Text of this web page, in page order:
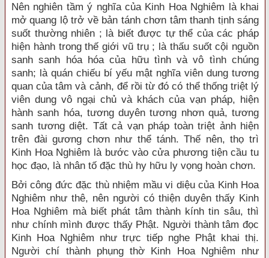
Nên nghiên tầm ý nghĩa của Kinh Hoa Nghiêm là khai
mở quang lộ trở về bản tánh chơn tâm thanh tịnh sáng
suốt thường nhiên ; là biết được tự thể của các pháp
hiện hành trong thế giới vũ trụ ; là thấu suốt cội nguồn
sanh sanh hóa hóa của hữu tình và vô tình chúng
sanh; là quán chiếu bí yếu mật nghĩa viên dung tương
quan của tâm và cảnh, để rồi từ đó có thể thống triệt lý
viên dung vô ngại chủ và khách của vạn pháp, hiện
hành sanh hóa, tương duyên tương nhơn quả, tương
sanh tương diệt. Tất cả vạn pháp toàn triệt ảnh hiện
trên đài gương chơn như thể tánh. Thế nên, thọ trì
Kinh Hoa Nghiêm là bước vào cửa phương tiện cầu tu
học đạo, là nhân tố đặc thù hy hữu ly vọng hoàn chơn.
Bởi công đức đặc thù nhiệm mầu vi diệu của Kinh Hoa
Nghiêm như thê, nên người có thiện duyên thấy Kinh
Hoa Nghiêm mà biết phát tâm thành kính tin sâu, thì
như chính mình được thấy Phật. Người thành tâm đọc
Kinh Hoa Nghiêm như trực tiếp nghe Phật khai thị.
Người chí thành phụng thờ Kinh Hoa Nghiêm như